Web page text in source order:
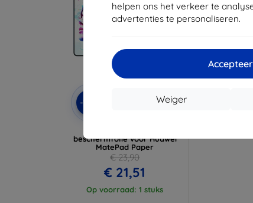
helpen ons het verkeer te
advertenties te personaliseren.
Accepteer
Weiger
-10% EXTRA10
beschermfolie voor Huawei
MatePad Paper
€ 23,90
€ 21,51
Op voorraad: 1 stuks